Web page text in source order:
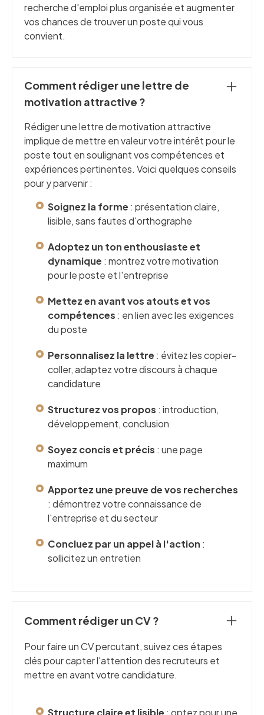
recherche d'emploi plus organisée et augmenter
vos chances de trouver un poste qui vous
convient.
Comment rédiger une lettre de
motivation attractive ?
Rédiger une lettre de motivation attractive
implique de mettre en valeur votre intérêt pour le
poste tout en soulignant vos compétences et
expériences pertinentes. Voici quelques conseils
pour y parvenir :
Soignez la forme : présentation claire,
lisible, sans fautes d'orthographe
Adoptez un ton enthousiaste et
dynamique : montrez votre motivation
pour le poste et l'entreprise
Mettez en avant vos atouts et vos
compétences : en lien avec les exigences
du poste
Personnalisez la lettre : évitez les copier-
coller, adaptez votre discours à chaque
candidature
Structurez vos propos : introduction,
développement, conclusion
Soyez concis et précis : une page
maximum
Apportez une preuve de vos recherches
: démontrez votre connaissance de
l'entreprise et du secteur
Concluez par un appel à l'action :
sollicitez un entretien
Comment rédiger un CV ?
Pour faire un CV percutant, suivez ces étapes
clés pour capter l'attention des recruteurs et
mettre en avant votre candidature.
Structure claire et lisible : optez pour une